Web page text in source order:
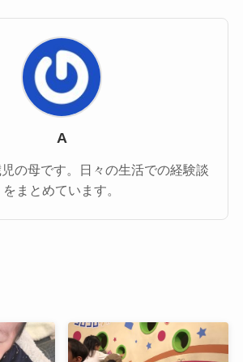
A
の母です。日々の生活での経験談
をまとめています。